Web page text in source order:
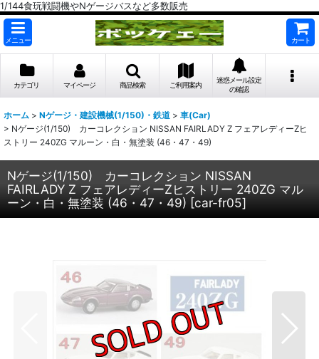
1/144食玩戦闘機やNゲージバスなど多数販売
メニュー カート
カテゴリ マイページ 商品検索 ご利用案内
迷惑メール設定
の確認
ホーム > Nゲージ・建設機械(1/150)・鉄道 > 車(Car)
> Nゲージ(1/150) カーコレクション NISSAN FAIRLADY Z フェアレディーZヒ
ストリー 240ZG マルーン・白・無塗装 (46・47・49)
Nゲージ(1/150) カーコレクション NISSAN
FAIRLADY Z フェアレディーZヒストリー 240ZG マル
ーン・白・無塗装 (46・47・49) [car-fr05]